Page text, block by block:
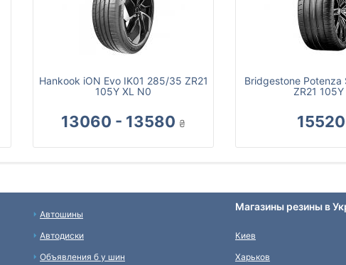
Hankook iON Evo IK01 285/35 ZR21
105Y XL N0
13060 - 13580 ₴
Bridgestone
ZR21 105Y
15520
Автошины
Автодиски
Объявления б у шин
Магазины резины в
Киев
Харьков